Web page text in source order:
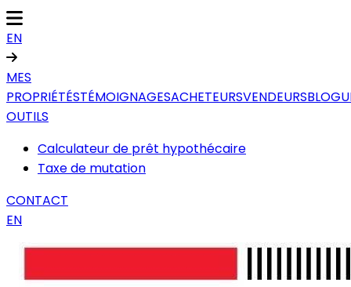
EN
MES
PROPRIÉTÉSTÉMOIGNAGESACHETEURSVENDEURS
OUTILS
Calculateur de prêt hypothécaire
Taxe de mutation
CONTACT
EN